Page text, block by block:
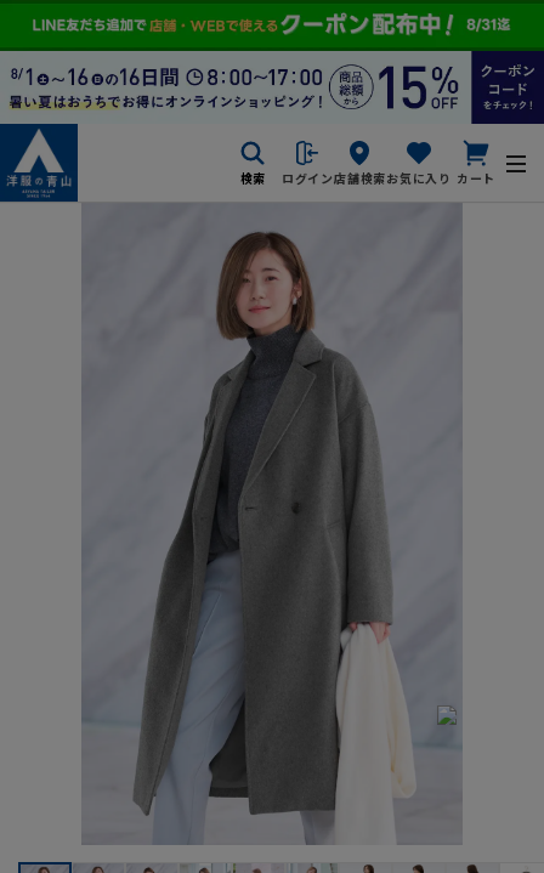
検索 ログイン店舗検索お気に入り カート